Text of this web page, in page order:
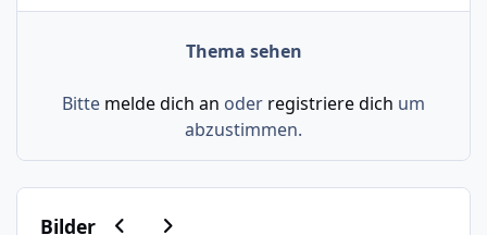
Thema sehen
Bitte melde dich an oder registriere dich um
abzustimmen.
BilderVorherige Karussell-Folie
Nächste Karussell-Folie